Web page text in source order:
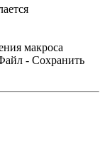
макроса
- Сохранить